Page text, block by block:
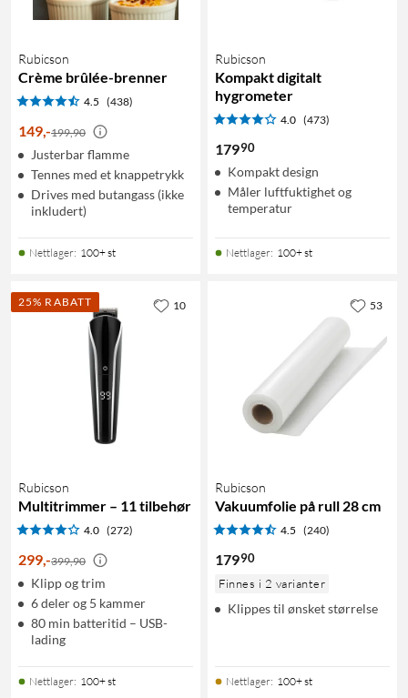
Rubicson
Crème brûlée-brenner
4.5 (438)
149,-199,90
Justerbar flamme
Tennes med et knappetrykk
Drives med butangass (ikke
inkludert)
Nettlager: 100+ st
Rubicson
Kompakt digitalt
hygrometer
4.0 (473)
17990
Kompakt design
Måler luftfuktighet og
temperatur
Nettlager: 100+ st
25% RABATT
Rubicson
Multitrimmer – 11 tilbehør
4.0 (272)
299,-399,90
Klipp og trim
6 deler og 5 kammer
80 min batteritid – USB-
lading
Nettlager: 100+ st
10
Rubicson
Vakuumfolie på rull 28 cm
4.5 (240)
17990
Finnes i 2 varianter
Klippes til ønsket størrelse
Nettlager: 100+ st
53